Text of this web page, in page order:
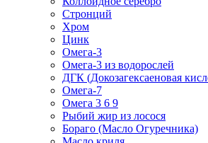
Стронций
Хром
Цинк
Омега-3
Омега-3 из водорослей
ДГК (Докозагексаеновая
Омега-7
Омега 3 6 9
Рыбий жир из лосося
Бораго (Масло Огуречника)